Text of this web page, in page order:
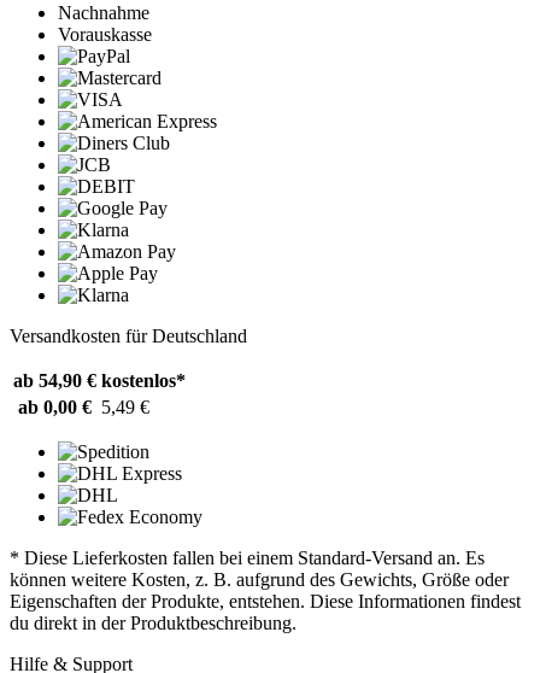
Nachnahme
Vorauskasse
Versandkosten für Deutschland
ab 54,90 € kostenlos*
ab 0,00 € 5,49 €
* Diese Lieferkosten fallen bei einem Standard-Versand an. Es
können weitere Kosten, z. B. aufgrund des Gewichts, Größe oder
Eigenschaften der Produkte, entstehen. Diese Informationen findest
du direkt in der Produktbeschreibung.
Hilfe & Support